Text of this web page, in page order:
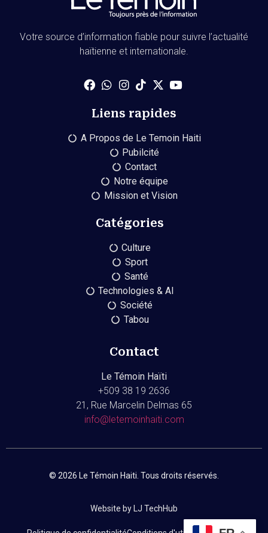
Votre source d’information fiable pour suivre l’actualité
haïtienne et internationale.
Liens rapides
A Propos de Le Temoin Haiti
Pubilcité
Contact
Notre équipe
Mission et Vision
Catégories
Culture
Sport
Santé
Technologies & AI
Société
Tabou
Contact
Le Témoin Haïti
+509 38 19 2636
21, Rue Marcelin Delmas 65
info@letemoinhaiti.com
© 2026 Le Témoin Haiti. Tous droits réservés.
Website by LJ TechHub